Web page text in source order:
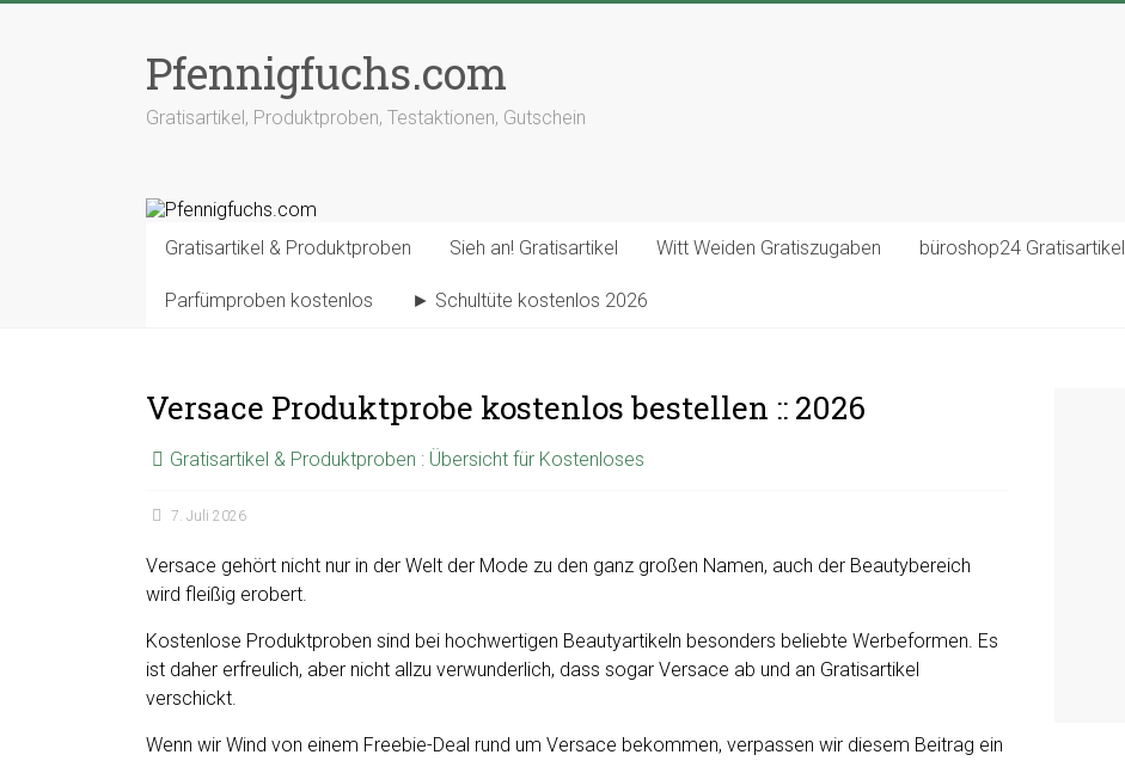
Pfennigfuchs.com
Gratisartikel, Produktproben, Testaktionen, Gutschein
Gratisartikel & Produktproben Sieh an! Gratisartikel Witt Weiden Gratiszugaben büroshop24 Gratisartikel
Parfümproben kostenlos ► Schultüte kostenlos 2026
Versace Produktprobe kostenlos bestellen :: 2026
Gratisartikel & Produktproben : Übersicht für Kostenloses
7. Juli 2026
Versace gehört nicht nur in der Welt der Mode zu den ganz großen Namen, auch der Beautybereich
wird fleißig erobert.
Kostenlose Produktproben sind bei hochwertigen Beautyartikeln besonders beliebte Werbeformen. Es
ist daher erfreulich, aber nicht allzu verwunderlich, dass sogar Versace ab und an Gratisartikel
verschickt.
Wenn wir Wind von einem Freebie-Deal rund um Versace bekommen, verpassen wir diesem Beitrag ein